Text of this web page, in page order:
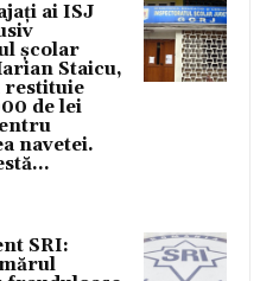
ai ISJ
școlar
Staicu,
restituie
de lei
navetei.
SRI: